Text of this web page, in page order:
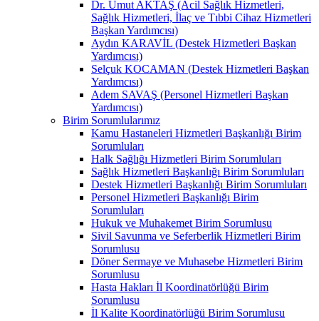
Dr. Umut AKTAŞ (Acil Sağlık Hizmetleri,
Sağlık Hizmetleri, İlaç ve Tıbbi Cihaz Hizmetleri
Başkan Yardımcısı)
Aydın KARAVİL (Destek Hizmetleri Başkan
Yardımcısı)
Selçuk KOCAMAN (Destek Hizmetleri Başkan
Yardımcısı)
Adem SAVAŞ (Personel Hizmetleri Başkan
Yardımcısı)
Birim Sorumlularımız
Kamu Hastaneleri Hizmetleri Başkanlığı Birim
Sorumluları
Halk Sağlığı Hizmetleri Birim Sorumluları
Sağlık Hizmetleri Başkanlığı Birim Sorumluları
Destek Hizmetleri Başkanlığı Birim Sorumluları
Personel Hizmetleri Başkanlığı Birim
Sorumluları
Hukuk ve Muhakemet Birim Sorumlusu
Sivil Savunma ve Seferberlik Hizmetleri Birim
Sorumlusu
Döner Sermaye ve Muhasebe Hizmetleri Birim
Sorumlusu
Hasta Hakları İl Koordinatörlüğü Birim
Sorumlusu
İl Kalite Koordinatörlüğü Birim Sorumlusu